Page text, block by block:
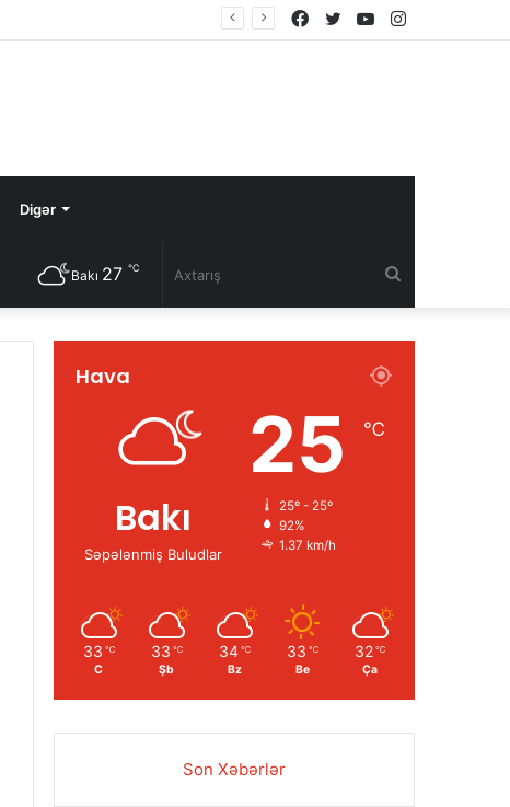
Instagram
YouTube
Twitter
Facebook
Digər
Bakı 27 ℃
Hava
Bakı
Səpələnmiş Buludlar
25 ℃
25º - 25º
92%
1.37 km/h
33 ℃
C
33 ℃
Şb
34 ℃
Bz
33 ℃
Be
32 ℃
Ça
Son Xəbərlər